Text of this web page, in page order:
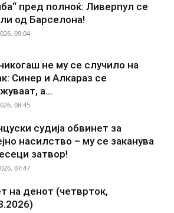
пред полноќ: Ливерпул се
од Барселона!
09:04
не му се случило на
Синер и Алкараз се
а...
08:45
судија обвинет за
насилство – му се заканува
затвор!
07:47
на денот (четврток,